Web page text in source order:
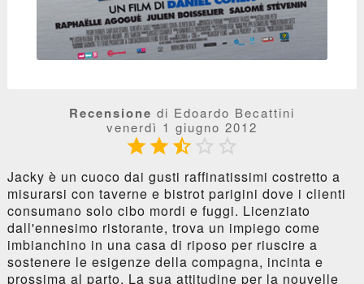
Recensione di Edoardo Becattini
venerdì 1 giugno 2012
  
Jacky è un cuoco dai gusti raffinatissimi costretto a
misurarsi con taverne e bistrot parigini dove i clienti
consumano solo cibo mordi e fuggi. Licenziato
dall'ennesimo ristorante, trova un impiego come
imbianchino in una casa di riposo per riuscire a
sostenere le esigenze della compagna, incinta e
prossima al parto. La sua attitudine per la nouvelle